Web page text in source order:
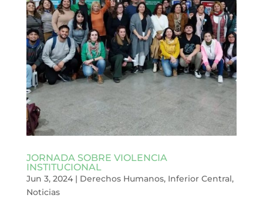
JORNADA SOBRE VIOLENCIA
INSTITUCIONAL
Jun 3, 2024| Derechos Humanos, Inferior Central,
Noticias